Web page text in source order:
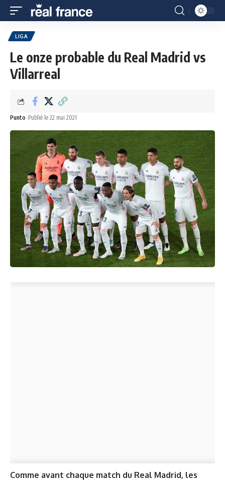
LIGA
Le onze probable du Real Madrid vs
Villarreal
Punto Publié le 22 mai 2021
Comme avant chaque match du Real Madrid, les